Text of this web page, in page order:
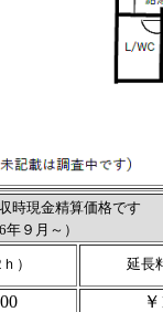
時現金精算価格です
月～）
） 延長